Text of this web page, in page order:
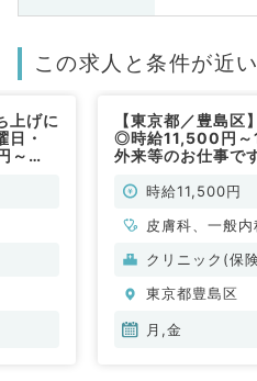
この求人と条件が近
上げに
・
～
【東京都／豊島区
◎時給11,500円
外来等のお仕事で
勤）時給11,500円
皮膚科、一般内
クリニック(保
東京都豊島区
月,金